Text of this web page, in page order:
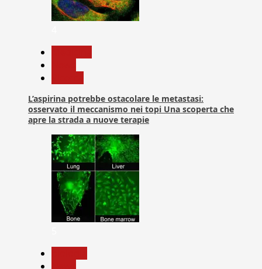
L’aspirina potrebbe ostacolare le metastasi:
osservato il meccanismo nei topi Una scoperta che
apre la strada a nuove terapie